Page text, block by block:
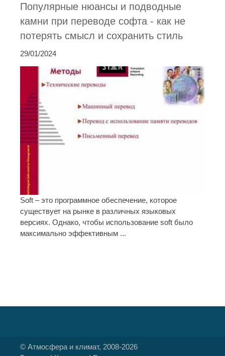
Популярные нюансы и подводные
камни при переводе софта - как не
потерять смысл и сохранить стиль
29/01/2024
Soft – это программное обеспечение, которое
существует на рынке в различных языковых
версиях. Однако, чтобы использование soft было
максимально эффективным ...
© Атмосфера и климат, 2008-2026